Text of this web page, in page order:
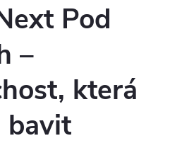
Pod
–
která
bavit